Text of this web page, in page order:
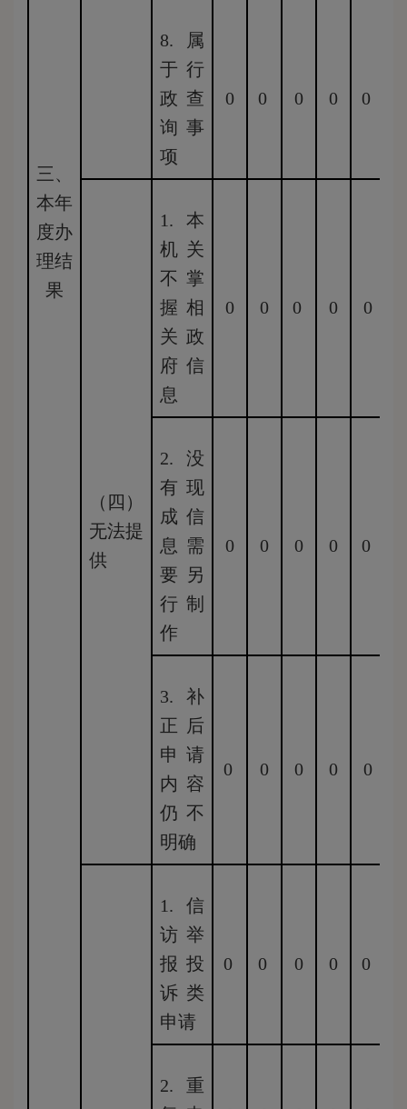
三、
本年
度办
理结
果
8.属
于行
政查
询事
项
0 0 0 0 0
（四）
无法提
供
1.本
机关
不掌
握相
关政
府信
息
0 0 0 0 0
2.没
有现
成信
息需
要另
行制
作
0 0 0 0 0
3.补
正后
申请
内容
仍不
明确
0 0 0 0 0
1.信
访举
报投
诉类
申请
0 0 0 0 0
2.重